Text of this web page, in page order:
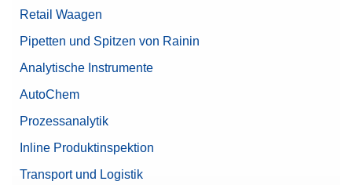
Retail Waagen
Pipetten und Spitzen von Rainin
Analytische Instrumente
AutoChem
Prozessanalytik
Inline Produktinspektion
Transport und Logistik